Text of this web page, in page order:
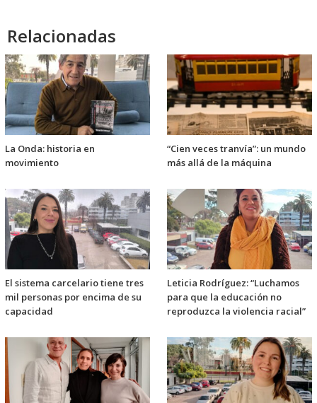
Relacionadas
La Onda: historia en
movimiento
“Cien veces tranvía”: un mundo
más allá de la máquina
El sistema carcelario tiene tres
mil personas por encima de su
capacidad
Leticia Rodríguez: “Luchamos
para que la educación no
reproduzca la violencia racial”